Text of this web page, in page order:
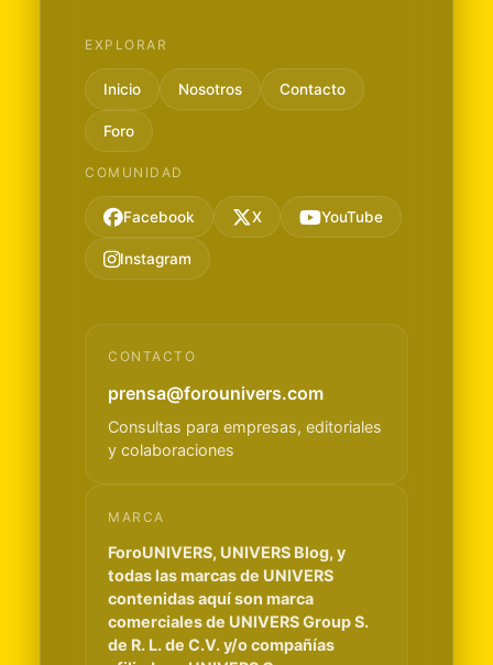
EXPLORAR
Inicio Nosotros Contacto
Foro
COMUNIDAD
Facebook X YouTube
Instagram
CONTACTO
prensa@forounivers.com
Consultas para empresas, editoriales
y colaboraciones
MARCA
ForoUNIVERS, UNIVERS Blog, y
todas las marcas de UNIVERS
contenidas aquí son marca
comerciales de UNIVERS Group S.
de R. L. de C.V. y/o compañías